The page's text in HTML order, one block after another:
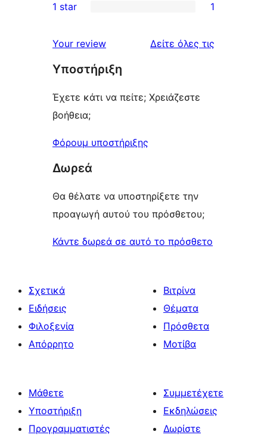
reviews
star
2-
reviews
star
review
1 star 1
Your review Δείτε όλες τις
Υποστήριξη
Έχετε κάτι να πείτε; Χρειάζεστε
βοήθεια;
Φόρουμ υποστήριξης
Δωρεά
Θα θέλατε να υποστηρίξετε την
προαγωγή αυτού του πρόσθετου;
Κάντε δωρεά σε αυτό το πρόσθετο
Σχετικά
Ειδήσεις
Φιλοξενία
Απόρρητο
Βιτρίνα
Θέματα
Πρόσθετα
Μοτίβα
Μάθετε
Υποστήριξη
Προγραμματιστές
Συμμετέχετε
Εκδηλώσεις
Δωρίστε